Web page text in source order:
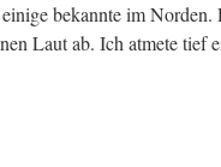
bekannte im Norden.
Laut ab. Ich atmete tief